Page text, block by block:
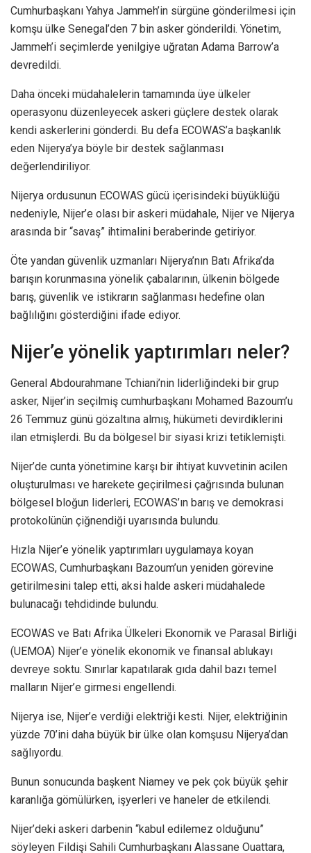
Cumhurbaşkanı Yahya Jammeh’in sürgüne gönderilmesi için
komşu ülke Senegal’den 7 bin asker gönderildi. Yönetim,
Jammeh’i seçimlerde yenilgiye uğratan Adama Barrow’a
devredildi.
Daha önceki müdahalelerin tamamında üye ülkeler
operasyonu düzenleyecek askeri güçlere destek olarak
kendi askerlerini gönderdi. Bu defa ECOWAS’a başkanlık
eden Nijerya’ya böyle bir destek sağlanması
değerlendiriliyor.
Nijerya ordusunun ECOWAS gücü içerisindeki büyüklüğü
nedeniyle, Nijer’e olası bir askeri müdahale, Nijer ve Nijerya
arasında bir “savaş” ihtimalini beraberinde getiriyor.
Öte yandan güvenlik uzmanları Nijerya’nın Batı Afrika’da
barışın korunmasına yönelik çabalarının, ülkenin bölgede
barış, güvenlik ve istikrarın sağlanması hedefine olan
bağlılığını gösterdiğini ifade ediyor.
Nijer’e yönelik yaptırımları neler?
General Abdourahmane Tchiani’nin liderliğindeki bir grup
asker, Nijer’in seçilmiş cumhurbaşkanı Mohamed Bazoum’u
26 Temmuz günü gözaltına almış, hükümeti devirdiklerini
ilan etmişlerdi. Bu da bölgesel bir siyasi krizi tetiklemişti.
Nijer’de cunta yönetimine karşı bir ihtiyat kuvvetinin acilen
oluşturulması ve harekete geçirilmesi çağrısında bulunan
bölgesel bloğun liderleri, ECOWAS’ın barış ve demokrasi
protokolünün çiğnendiği uyarısında bulundu.
Hızla Nijer’e yönelik yaptırımları uygulamaya koyan
ECOWAS, Cumhurbaşkanı Bazoum’un yeniden görevine
getirilmesini talep etti, aksi halde askeri müdahalede
bulunacağı tehdidinde bulundu.
ECOWAS ve Batı Afrika Ülkeleri Ekonomik ve Parasal Birliği
(UEMOA) Nijer’e yönelik ekonomik ve finansal ablukayı
devreye soktu. Sınırlar kapatılarak gıda dahil bazı temel
malların Nijer’e girmesi engellendi.
Nijerya ise, Nijer’e verdiği elektriği kesti. Nijer, elektriğinin
yüzde 70’ini daha büyük bir ülke olan komşusu Nijerya’dan
sağlıyordu.
Bunun sonucunda başkent Niamey ve pek çok büyük şehir
karanlığa gömülürken, işyerleri ve haneler de etkilendi.
Nijer’deki askeri darbenin “kabul edilemez olduğunu”
söyleyen Fildişi Sahili Cumhurbaşkanı Alassane Ouattara,